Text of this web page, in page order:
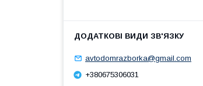
avtodomrazborka@gmail.com
+380675306031